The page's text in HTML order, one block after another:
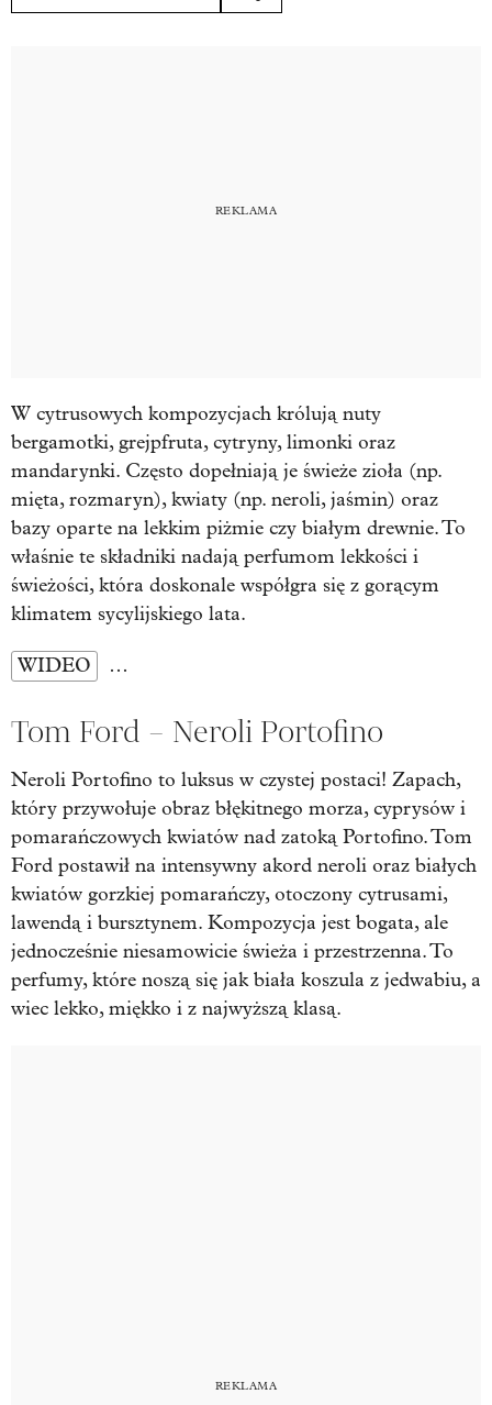
W cytrusowych kompozycjach królują nuty
bergamotki, grejpfruta, cytryny, limonki oraz
mandarynki. Często dopełniają je świeże zioła (np.
mięta, rozmaryn), kwiaty (np. neroli, jaśmin) oraz
bazy oparte na lekkim piżmie czy białym drewnie. To
właśnie te składniki nadają perfumom lekkości i
świeżości, która doskonale współgra się z gorącym
klimatem sycylijskiego lata.
WIDEO …
Tom Ford – Neroli Portofino
Neroli Portofino to luksus w czystej postaci! Zapach,
który przywołuje obraz błękitnego morza, cyprysów i
pomarańczowych kwiatów nad zatoką Portofino. Tom
Ford postawił na intensywny akord neroli oraz białych
kwiatów gorzkiej pomarańczy, otoczony cytrusami,
lawendą i bursztynem. Kompozycja jest bogata, ale
jednocześnie niesamowicie świeża i przestrzenna. To
perfumy, które noszą się jak biała koszula z jedwabiu, a
wiec lekko, miękko i z najwyższą klasą.